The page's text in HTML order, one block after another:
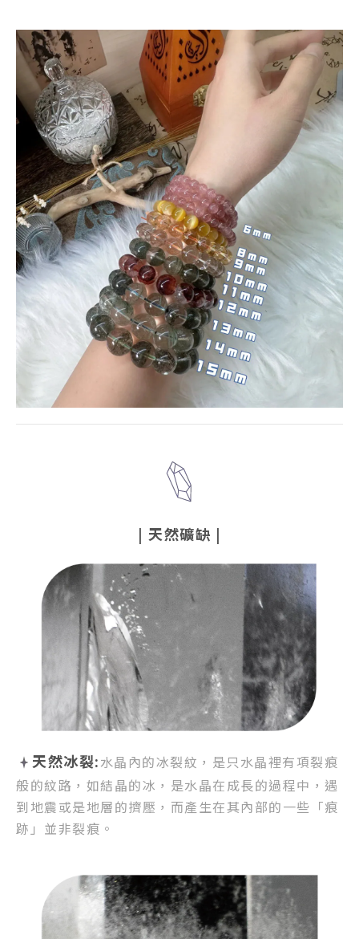
| 天然礦缺 |
天然冰裂:水晶內的冰裂紋， 是只水晶裡有項裂痕
般的紋路， 如結晶的冰，是水晶在成長的過程中， 遇
到地震或是地層的擠壓， 而產生在其內部的一些「痕
跡」並非裂痕。